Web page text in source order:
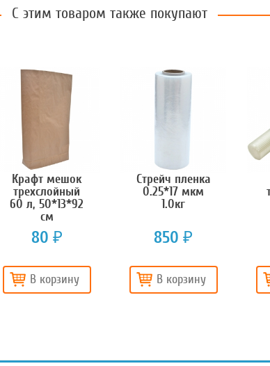
С этим товаром также покупают
Крафт мешок
трехслойный
60 л, 50*13*92
см
80 ₽
В корзину
Стрейч пленка
0.25*17 мкм
1.0кг
850 ₽
В корзину